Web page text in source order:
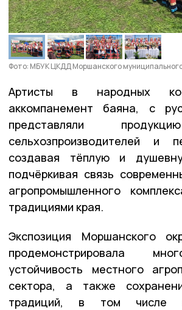
Фото: МБУК ЦКДД Моршанского
Артисты в народных
аккомпанемент баяна, с
представляли
сельхозпроизводителей и
создавая тёплую и
подчёркивая связь
агропромышленного
традициями края.
Экспозиция Моршанского
продемонстрировала
устойчивость местного
сектора, а также
традиций, в том числе